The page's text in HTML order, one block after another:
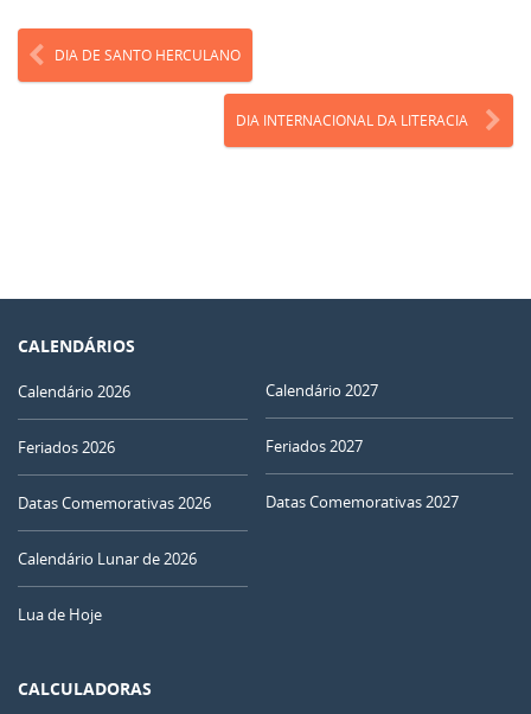
DIA DE SANTO HERCULANO
DIA INTERNACIONAL DA LITERACIA
CALENDÁRIOS
Calendário 2026
Feriados 2026
Datas Comemorativas 2026
Calendário Lunar de 2026
Lua de Hoje
Calendário 2027
Feriados 2027
Datas Comemorativas 2027
CALCULADORAS